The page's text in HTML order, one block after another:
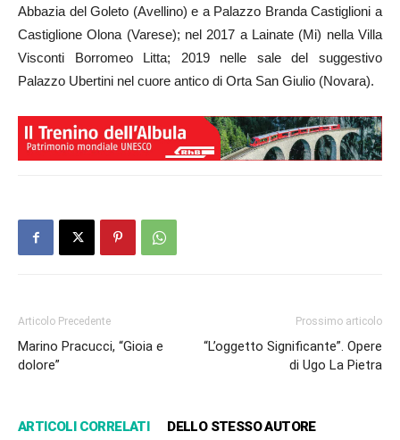
Abbazia del Goleto (Avellino) e a Palazzo Branda Castiglioni a
Castiglione Olona (Varese); nel 2017 a Lainate (Mi) nella Villa
Visconti Borromeo Litta; 2019 nelle sale del suggestivo
Palazzo Ubertini nel cuore antico di Orta San Giulio (Novara).
Articolo Precedente
Marino Pracucci, “Gioia e
dolore”
Prossimo articolo
“L’oggetto Significante”. Opere
di Ugo La Pietra
ARTICOLI CORRELATI DELLO STESSO AUTORE